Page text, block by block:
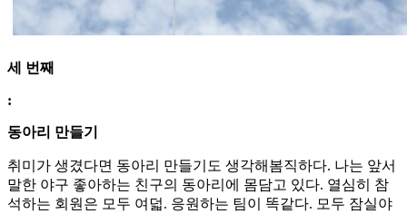
세 번째
:
동아리 만들기
취미가 생겼다면 동아리 만들기도 생각해봄직하다. 나는 앞서
말한 야구 좋아하는 친구의 동아리에 몸담고 있다. 열심히 참
석하는 회원은 모두 여덟. 응원하는 팀이 똑같다. 모두 잠실야